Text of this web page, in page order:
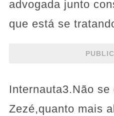
advogada junto
que está se
Internauta3.Não se
Zezé,quanto mais